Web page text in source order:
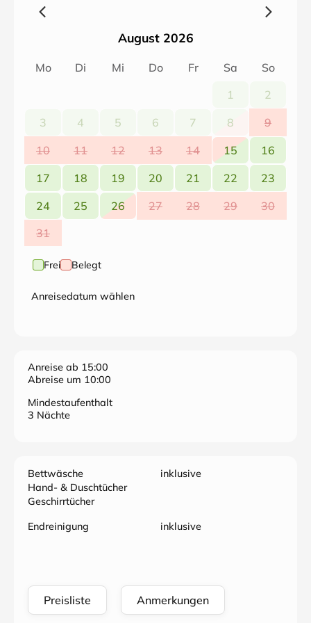
August 2026
Mo Di Mi Do Fr Sa
So
1
2
3
4 5 6 7 8
9
10
11 12 13 14 15
16
17
18 19 20 21 22
23
24
25 26 27 28 29
30
31
Frei Belegt
Anreisedatum wählen
Anreise ab 15:00
Abreise um 10:00
Mindestaufenthalt
3 Nächte
Bettwäsche
Hand- & Duschtücher
Geschirrtücher
inklusive
Endreinigung inklusive
Preisliste Anmerkungen